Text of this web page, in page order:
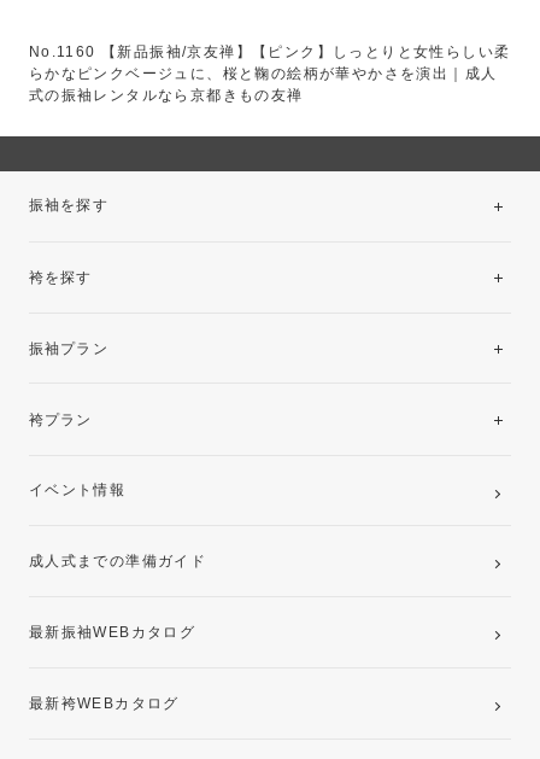
No.1160 【新品振袖/京友禅】【ピンク】しっとりと女性らしい柔
らかなピンクベージュに、桜と鞠の絵柄が華やかさを演出｜成人
式の振袖レンタルなら京都きもの友禅
振袖を探す
袴を探す
振袖プラン
レンタルプラン
袴プラン
卒業袴レンタルプラン
イベント情報
成人式までの準備ガイド
最新振袖WEBカタログ
最新袴WEBカタログ